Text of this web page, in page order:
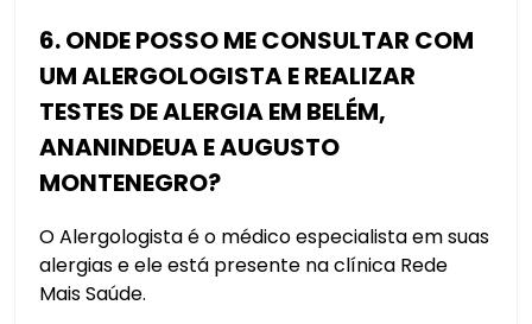
6. ONDE POSSO ME CONSULTAR COM
UM ALERGOLOGISTA E REALIZAR
TESTES DE ALERGIA EM BELÉM,
ANANINDEUA E AUGUSTO
MONTENEGRO?
O Alergologista é o médico especialista em suas
alergias e ele está presente na clínica Rede
Mais Saúde.